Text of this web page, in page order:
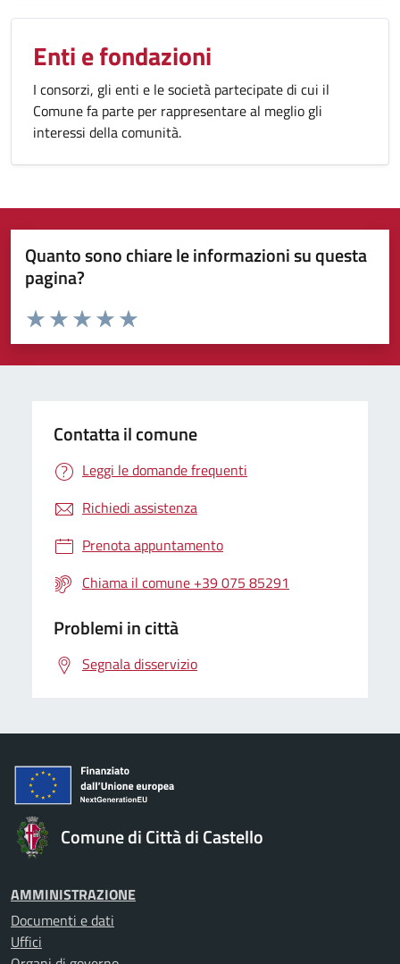
Enti e fondazioni
I consorzi, gli enti e le società partecipate di cui il
Comune fa parte per rappresentare al meglio gli
interessi della comunità.
Quanto sono chiare le informazioni su questa
pagina?
Valuta da 1 a 5 stelle la pagina
Valuta 5 stelle su 5
Valuta 4 stelle su 5
Valuta 3 stelle su 5
Valuta 2 stelle su 5
Valuta 1 stelle su 5
Contatta il comune
Leggi le domande frequenti
Richiedi assistenza
Prenota appuntamento
Chiama il comune +39 075 85291
Problemi in città
Segnala disservizio
Comune di Città di Castello
AMMINISTRAZIONE
Documenti e dati
Uffici